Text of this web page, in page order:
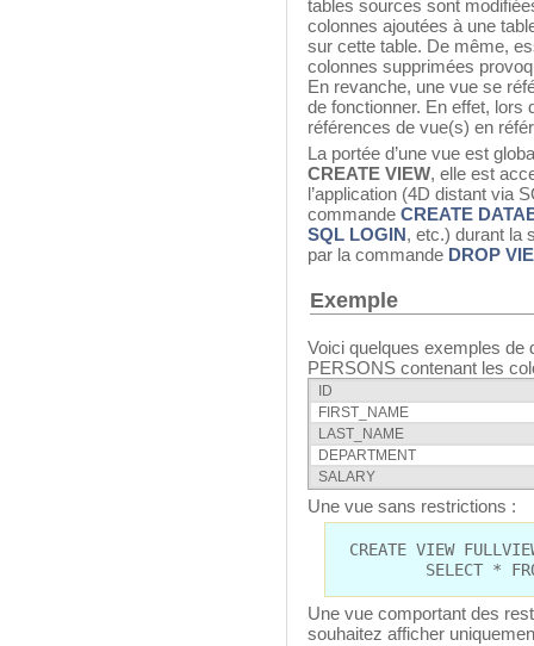
tables sources sont
colonnes ajoutées à une
sur cette table. De même,
colonnes supprimées
En revanche, une vue se
de fonctionner. En effet, lors
références de vue(s) en
La portée d’une vue est
CREATE VIEW, elle est
l’application (4D distant via
commande CREATE
SQL LOGIN , etc.) durant la
par la commande DROP
Exemple
Voici quelques exemples de
PERSONS contenant les
ID
FIRST_NAME
LAST_NAME
DEPARTMENT
SALARY
Une vue sans restrictions :
CREATE VIEW
SELECT * FROM
Une vue comportant des
souhaitez afficher